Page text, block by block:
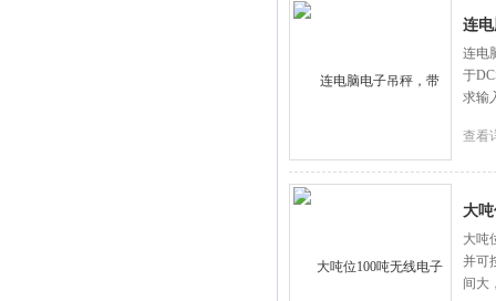
连电
连电
于
求输
查看
大
大吨
并可
间大